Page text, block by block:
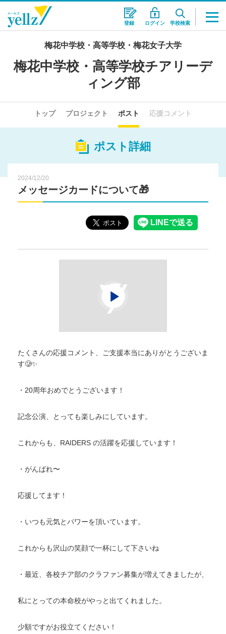
登録 ログイン 学校検索
梅花中学校・高等学校・梅花女子大学
梅花中学校・高等学校チアリーデ
ィング部
トップ プロジェクト ポスト 応援コメント
ポスト詳細
2024/12/20
メッセージカードについて🎁
たくさんの応援コメント、ご支援本当にありがとうございま
す🥲✨
・20周年おめでとうございます！
記念公演、とっても楽しみにしています。
これからも、RAIDERS の活躍を応援しています！
・がんばれ〜
応援してます！
・いつも元気とパワーを頂いています。
これからも沢山の笑顔で一杯にして下さいね
・最近、各校チア部のクラファン募集が増えてきましたが、
私にとっての本命校がやっと出てくれました。
少額ですがお役立てください！